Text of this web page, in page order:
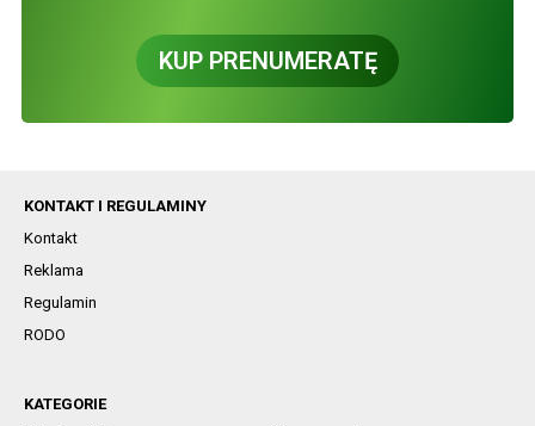
KUP PRENUMERATĘ
KONTAKT I REGULAMINY
Kontakt
Reklama
Regulamin
RODO
KATEGORIE